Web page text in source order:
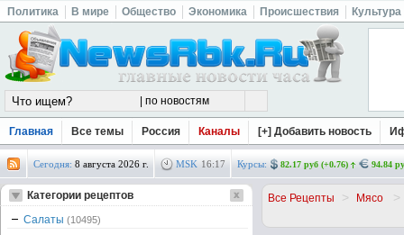
Политика В мире Общество Экономика Происшествия Культура
Главная Все темы Россия Каналы [+] Добавить новость
Сегодня: 8 августа 2026 г. MSK 16:17 Курсы: 82.17 руб (+0.76) 94.84
Все Рецепты > Мясо >
Категории рецептов
Салаты (10495)